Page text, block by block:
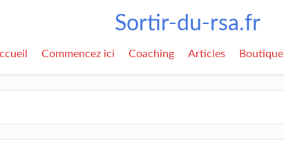
Sortir-du-rsa.fr
Commencez ici Coaching Articles Boutique